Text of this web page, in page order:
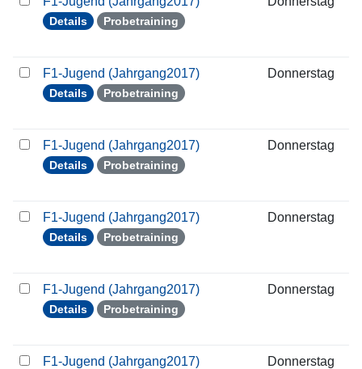
Details Probetraining
F1-Jugend (Jahrgang2017)
Details Probetraining
Donnerstag
F1-Jugend (Jahrgang2017)
Details Probetraining
Donnerstag
F1-Jugend (Jahrgang2017)
Details Probetraining
Donnerstag
F1-Jugend (Jahrgang2017)
Details Probetraining
Donnerstag
F1-Jugend (Jahrgang2017) Donnerstag